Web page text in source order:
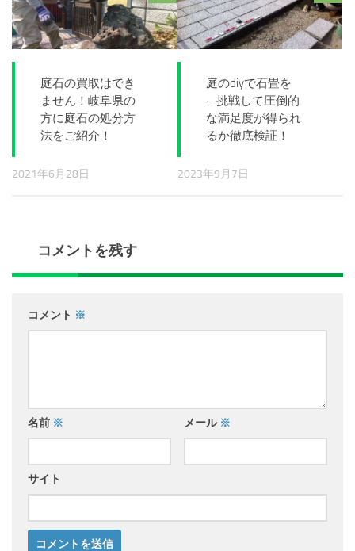
庭石の買取はでき
ません！岐阜県の
方に庭石の処分方
法をご紹介！
2021年6月28日
庭のdiyで石畳を
– 挑戦して圧倒的
な満足度が得られ
るか徹底検証！
2023年9月7日
コメントを残す
コメント ※
名前 ※ メール ※
サイト